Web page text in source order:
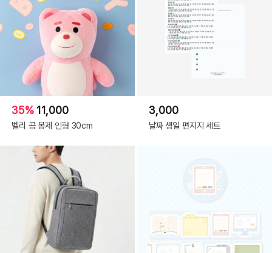
35% 11,000
벨리 곰 봉제 인형 30cm
3,000
날짜 생일 편지지 세트